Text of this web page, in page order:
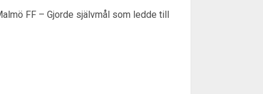
FF – Gjorde självmål som ledde till